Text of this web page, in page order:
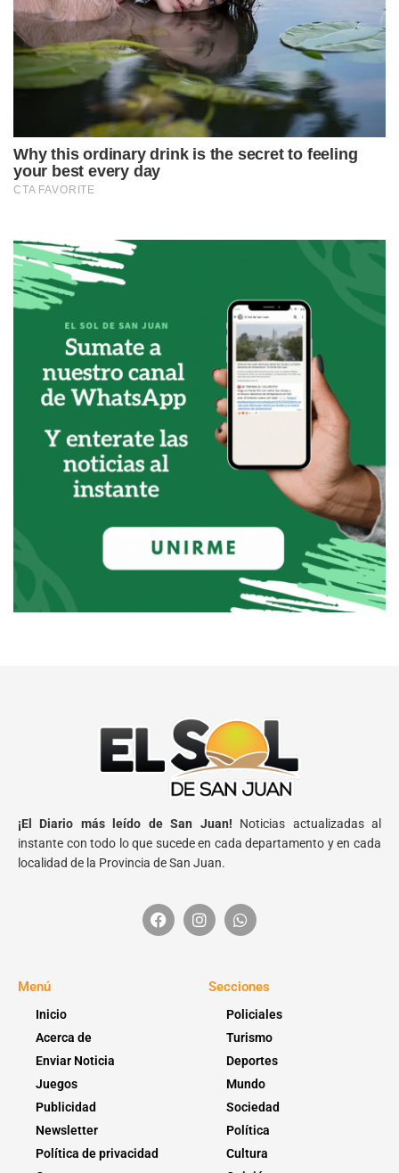
¡El Diario más leído de San Juan! Noticias actualizadas al
instante con todo lo que sucede en cada departamento y en cada
localidad de la Provincia de San Juan.
Menú
Inicio
Acerca de
Enviar Noticia
Juegos
Publicidad
Newsletter
Política de privacidad
Secciones
Policiales
Turismo
Deportes
Mundo
Sociedad
Política
Cultura